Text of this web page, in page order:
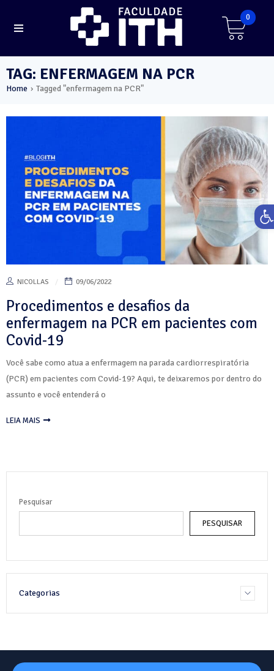
0
TAG: ENFERMAGEM NA PCR
Home › Tagged "enfermagem na PCR"
NICOLLAS 09/06/2022
Procedimentos e desafios da
enfermagem na PCR em pacientes com
Covid-19
Você sabe como atua a enfermagem na parada cardiorrespiratória
(PCR) em pacientes com Covid-19? Aqui, te deixaremos por dentro do
assunto e você entenderá o
LEIA MAIS
Pesquisar
PESQUISAR
Categorias